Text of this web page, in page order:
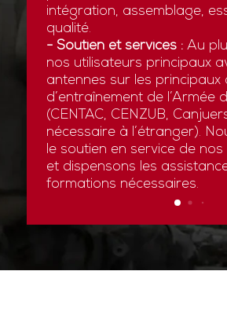
intégration, assemblage,
qualité.
- Soutien et services :Au
nos utilisateurs principaux
antennes sur les principaux
d’entraînement de l’Armée
(CENTAC, CENZUB,
nécessaire à l’étranger).
le soutien en service de
et dispensons les
formations nécessaires.